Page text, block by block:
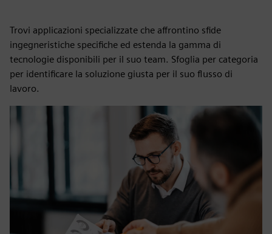
Trovi applicazioni specializzate che affrontino sfide
ingegneristiche specifiche ed estenda la gamma di
tecnologie disponibili per il suo team. Sfoglia per categoria
per identificare la soluzione giusta per il suo flusso di
lavoro.